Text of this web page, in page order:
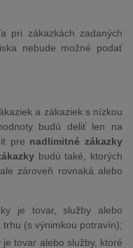
pri zákazkách zadaných
nebude možné podať
a zákaziek s nízkou
budú deliť len na
pre nadlimitné zákazky
budú také, ktorých
zároveň rovnaká alebo
je tovar, služby alebo
(s výnimkou potravín);
tovar alebo služby, ktoré